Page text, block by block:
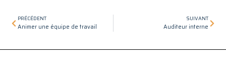
Précédent
PRÉCÉDENT
Animer une équipe de travail
SUIVANT
Auditeur interne